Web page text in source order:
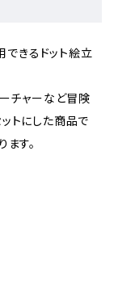
できるドット絵立
ーチャーなど冒険
トにした商品で
す。